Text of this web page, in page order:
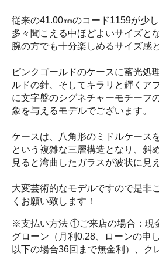
従来の41.00㎜のコード1159が少
多々聞こえる中ほどよいサイズと
腕の方でも十分楽しめるサイズ感
ピンクゴールドのケースに蓄光処
ルドの針、そしてキラリと輝くア
に文字盤のシグネチャーモチーフ
象を与えるモデルでございます。
ケースは、八角形のミドルケース
という複雑な三層構造となり、斜
見ると湾曲したガラスが波状に見
大変芸術的なモデルですので是非
くお願い致します！
※支払い方法 ①ご来店の場合：現
グローン（月利0.28、ローンの申
以下の場合36回まで無金利）、ク